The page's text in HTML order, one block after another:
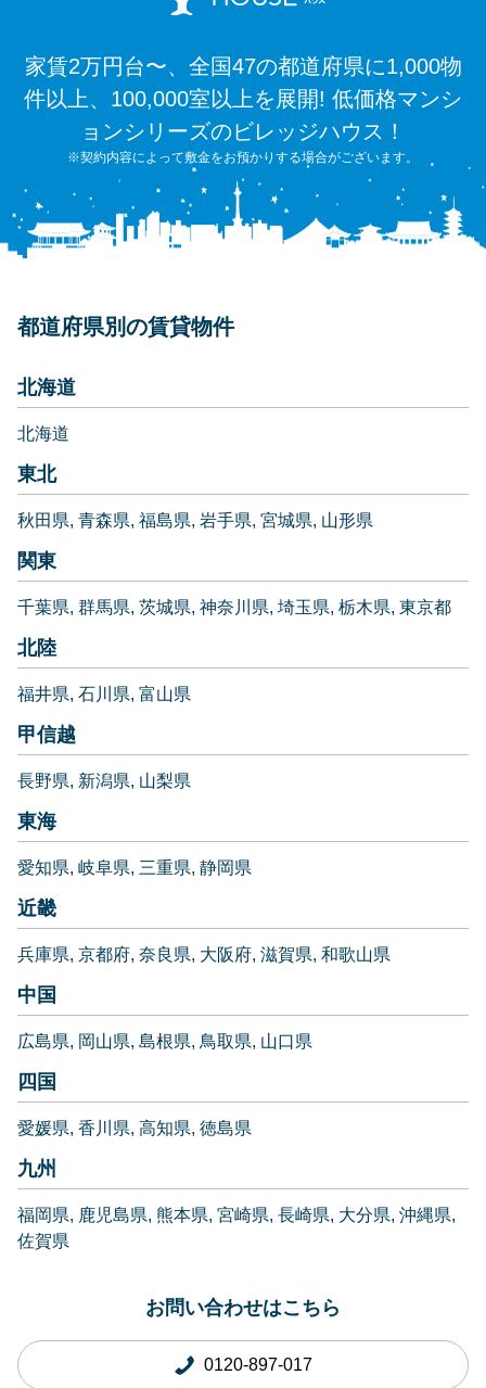
家賃2万円台〜、全国47の都道府県に1,000物
件以上、100,000室以上を展開! 低価格マンシ
ョンシリーズのビレッジハウス！
※契約内容によって敷金をお預かりする場合がございます。
都道府県別の賃貸物件
北海道
北海道
東北
秋田県 青森県 福島県 岩手県 宮城県 山形県
関東
千葉県 群馬県 茨城県 神奈川県 埼玉県 栃木県 東京都
北陸
福井県 石川県 富山県
甲信越
長野県 新潟県 山梨県
東海
愛知県 岐阜県 三重県 静岡県
近畿
兵庫県 京都府 奈良県 大阪府 滋賀県 和歌山県
中国
広島県 岡山県 島根県 鳥取県 山口県
四国
愛媛県 香川県 高知県 徳島県
九州
福岡県 鹿児島県 熊本県 宮崎県 長崎県 大分県 沖縄県
佐賀県
お問い合わせはこちら
0120-897-017